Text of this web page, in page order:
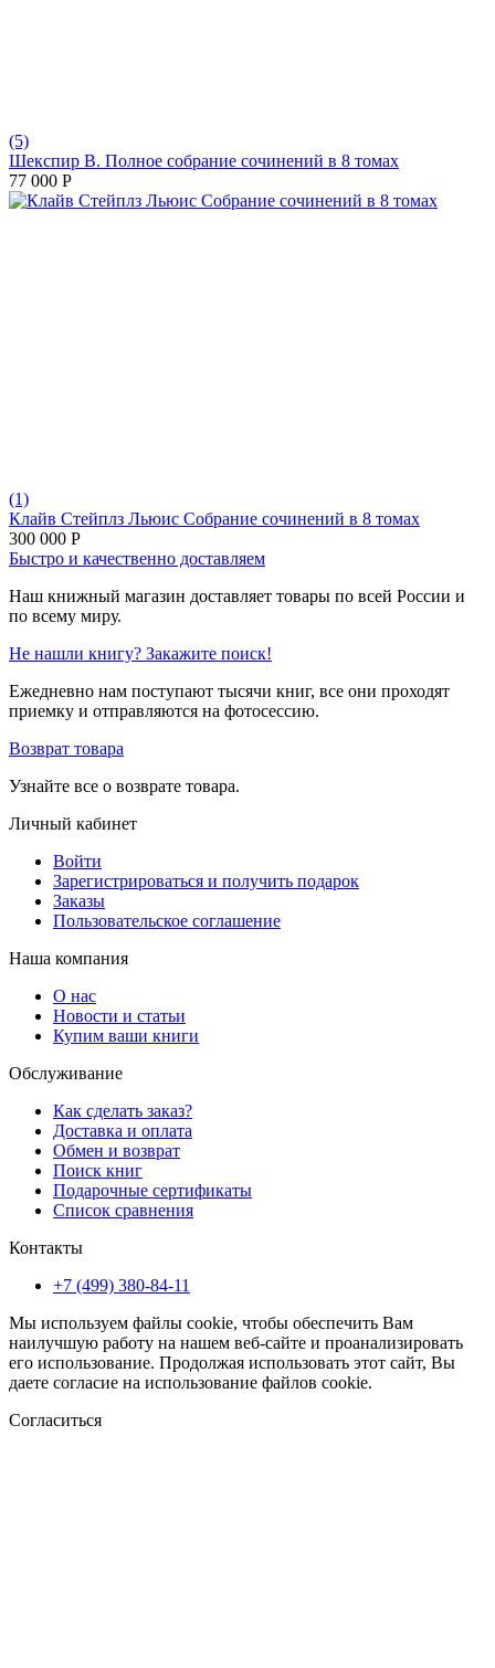
(5)
Шекспир В. Полное собрание сочинений в 8 томах
77 000 Р
(1)
Клайв Стейплз Льюис Собрание сочинений в 8 томах
300 000 Р
Быстро и качественно доставляем
Наш книжный магазин доставляет товары по всей России и
по всему миру.
Не нашли книгу? Закажите поиск!
Ежедневно нам поступают тысячи книг, все они проходят
приемку и отправляются на фотосессию.
Возврат товара
Узнайте все о возврате товара.
Личный кабинет
Войти
Зарегистрироваться и получить подарок
Заказы
Пользовательское соглашение
Наша компания
О нас
Новости и статьи
Купим ваши книги
Обслуживание
Как сделать заказ?
Доставка и оплата
Обмен и возврат
Поиск книг
Подарочные сертификаты
Список сравнения
Контакты
+7 (499) 380-84-11
Мы используем файлы cookie, чтобы обеспечить Вам
наилучшую работу на нашем веб-сайте и проанализировать
его использование. Продолжая использовать этот сайт, Вы
даете согласие на использование файлов cookie.
Согласиться